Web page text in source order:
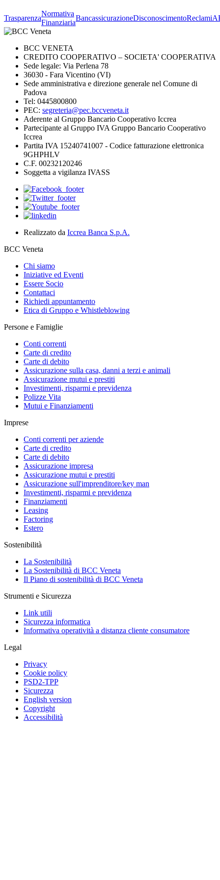
Trasparenza
Normativa
Finanziaria
BancassicurazioneDisconoscimentoReclami
BCC VENETA
CREDITO COOPERATIVO – SOCIETA' COOPERATIVA
Sede legale: Via Perlena 78
36030 - Fara Vicentino (VI)
Sede amministrativa e direzione generale nel Comune di
Padova
Tel: 0445800800
PEC: segreteria@pec.bccveneta.it
Aderente al Gruppo Bancario Cooperativo Iccrea
Partecipante al Gruppo IVA Gruppo Bancario Cooperativo
Iccrea
Partita IVA 15240741007 - Codice fatturazione elettronica
9GHPHLV
C.F. 00232120246
Soggetta a vigilanza IVASS
Realizzato da Iccrea Banca S.p.A.
BCC Veneta
Chi siamo
Iniziative ed Eventi
Essere Socio
Contattaci
Richiedi appuntamento
Etica di Gruppo e Whistleblowing
Persone e Famiglie
Conti correnti
Carte di credito
Carte di debito
Assicurazione sulla casa, danni a terzi e animali
Assicurazione mutui e prestiti
Investimenti, risparmi e previdenza
Polizze Vita
Mutui e Finanziamenti
Imprese
Conti correnti per aziende
Carte di credito
Carte di debito
Assicurazione impresa
Assicurazione mutui e prestiti
Assicurazione sull'imprenditore/key man
Investimenti, risparmi e previdenza
Finanziamenti
Leasing
Factoring
Estero
Sostenibilità
La Sostenibilità
La Sostenibilità di BCC Veneta
Il Piano di sostenibilità di BCC Veneta
Strumenti e Sicurezza
Link utili
Sicurezza informatica
Informativa operatività a distanza cliente consumatore
Legal
Privacy
Cookie policy
PSD2-TPP
Sicurezza
English version
Copyright
Accessibilità